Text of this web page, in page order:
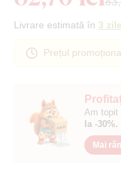
Am
la -30%.
Mai
Livrare estimată în 3
Prețul